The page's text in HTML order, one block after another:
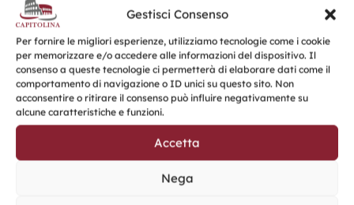
Gestisci Consenso
Per fornire le migliori esperienze, utilizziamo tecnologie come i cookie
per memorizzare e/o accedere alle informazioni del dispositivo. Il
consenso a queste tecnologie ci permetterà di elaborare dati come il
comportamento di navigazione o ID unici su questo sito. Non
acconsentire o ritirare il consenso può influire negativamente su
alcune caratteristiche e funzioni.
Accetta
Nega